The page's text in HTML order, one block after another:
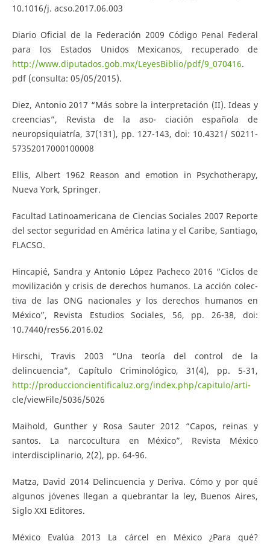
10.1016/j. acso.2017.06.003
Diario Oficial de la Federación 2009 Código Penal Federal
para los Estados Unidos Mexicanos, recuperado de
http://www.diputados.gob.mx/LeyesBiblio/pdf/9_070416.
pdf (consulta: 05/05/2015).
Diez, Antonio 2017 “Más sobre la interpretación (II). Ideas y
creencias”, Revista de la aso- ciación española de
neuropsiquiatría, 37(131), pp. 127-143, doi: 10.4321/ S0211-
57352017000100008
Ellis, Albert 1962 Reason and emotion in Psychotherapy,
Nueva York, Springer.
Facultad Latinoamericana de Ciencias Sociales 2007 Reporte
del sector seguridad en América latina y el Caribe, Santiago,
FLACSO.
Hincapié, Sandra y Antonio López Pacheco 2016 “Ciclos de
movilización y crisis de derechos humanos. La acción colec-
tiva de las ONG nacionales y los derechos humanos en
México”, Revista Estudios Sociales, 56, pp. 26-38, doi:
10.7440/res56.2016.02
Hirschi, Travis 2003 “Una teoría del control de la
delincuencia”, Capítulo Criminológico, 31(4), pp. 5-31,
http://produccioncientificaluz.org/index.php/capitulo/arti-
cle/viewFile/5036/5026
Maihold, Gunther y Rosa Sauter 2012 “Capos, reinas y
santos. La narcocultura en México”, Revista México
interdisciplinario, 2(2), pp. 64-96.
Matza, David 2014 Delincuencia y Deriva. Cómo y por qué
algunos jóvenes llegan a quebrantar la ley, Buenos Aires,
Siglo XXI Editores.
México Evalúa 2013 La cárcel en México ¿Para qué?